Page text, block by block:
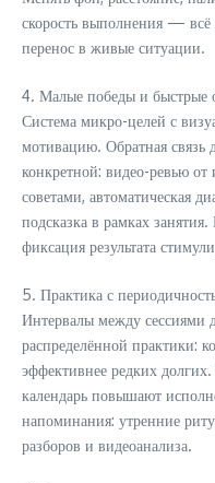
скорость выполнения — всё
перенос в живые ситуации.
4. Малые победы и быстрые
Система микро-целей с
мотивацию. Обратная связь
конкретной: видео-ревью
советами, автоматическая
подсказка в рамках
фиксация результата
5. Практика с
Интервалы между сессиями
распределённой практики:
эффективнее редких
календарь повышают
напоминания: утренние
разборов и видеоанализа.